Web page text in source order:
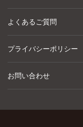
よくあるご質問
プライバシーポリシー
お問い合わせ